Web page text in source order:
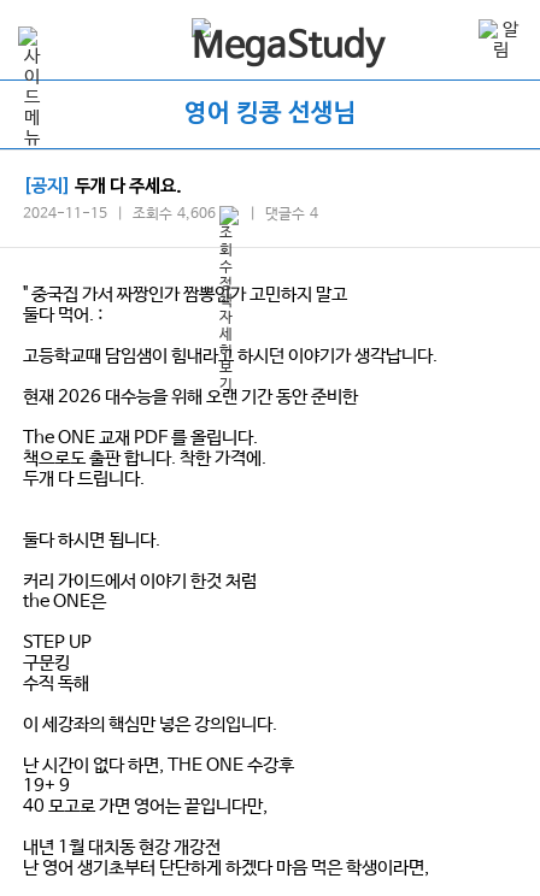
영어 킹콩 선생님
[공지] 두개 다 주세요.
2024-11-15 | 조회수 4,606 | 댓글수 4
" 중국집 가서 짜짱인가 짬뽕인가 고민하지 말고
둘다 먹어. :
고등학교때 담임샘이 힘내라고 하시던 이야기가 생각납니다.
현재 2026 대수능을 위해 오랜 기간 동안 준비한
The ONE 교재 PDF 를 올립니다.
책으로도 출판 합니다. 착한 가격에.
두개 다 드립니다.
둘다 하시면 됩니다.
커리 가이드에서 이야기 한것 처럼
the ONE은
STEP UP
구문킹
수직 독해
이 세강좌의 핵심만 넣은 강의입니다.
난 시간이 없다 하면, THE ONE 수강후
19+ 9
40 모고로 가면 영어는 끝입니다만,
내년 1월 대치동 현강 개강전
난 영어 생기초부터 단단하게 하겠다 마음 먹은 학생이라면,